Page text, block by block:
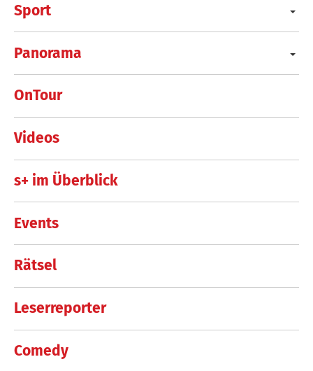
Sport
Panorama
OnTour
Videos
s+ im Überblick
Events
Rätsel
Leserreporter
Comedy